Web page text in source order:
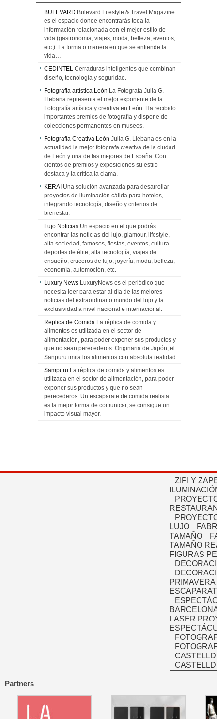
BULEVARD Bulevard Lifestyle & Travel Magazine
es el espacio donde encontrarás toda la
información relacionada con el mejor estilo de
vida (gastronomia, viajes, moda, belleza, eventos,
etc.). La forma o manera en que se entiende la
vida…
CEDINTEL Cerraduras inteligentes que combinan
diseño, tecnología y seguridad.
Fotografia artística León La Fotografa Julia G.
Liebana representa el mejor exponente de la
Fotografía artística y creativa en León. Ha recibido
importantes premios de fotografía y dispone de
colecciones permanentes en museos.
Fotografía Creativa León Julia G. Liebana es en la
actualidad la mejor fotógrafa creativa de la ciudad
de León y una de las mejores de España. Con
cientos de premios y exposiciones su estilo
destaca y la crítica la clama.
KERAI Una solución avanzada para desarrollar
proyectos de iluminación cálida para hoteles,
integrando tecnología, diseño y criterios de
bienestar.
Lujo Noticias Un espacio en el que podrás
encontrar las noticias del lujo, glamour, lifestyle,
alta sociedad, famosos, fiestas, eventos, cultura,
deportes de élite, alta tecnología, viajes de
ensueño, cruceros de lujo, joyería, moda, belleza,
economía, automoción, etc.
Luxury News LuxuryNews es el periódico que
necesita leer para estar al día de las mejores
noticias del extraordinario mundo del lujo y la
exclusividad a nivel nacional e internacional.
Replica de Comida La réplica de comida y
alimentos es utilizada en el sector de
alimentación, para poder exponer sus productos y
que no sean perecederos. Originaria de Japón, el
Sanpuru imita los alimentos con absoluta realidad.
Sampuru La réplica de comida y alimentos es
utilizada en el sector de alimentación, para poder
exponer sus productos y que no sean
perecederos. Un escaparate de comida realista,
es la mejor forma de comunicar, se consigue un
impacto visual mayor.
ZIPI Y
LUJO
TAMAÑO
TAMAÑO
FIGURAS
PRIMAVERA
LASER
Partners